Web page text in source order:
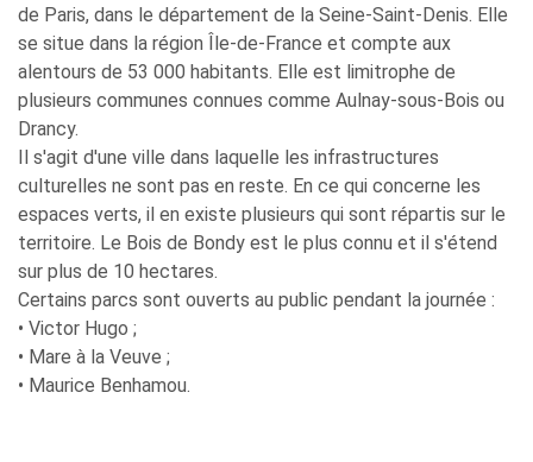
de Paris, dans le département de la Seine-Saint-Denis. Elle
se situe dans la région Île-de-France et compte aux
alentours de 53 000 habitants. Elle est limitrophe de
plusieurs communes connues comme Aulnay-sous-Bois ou
Drancy.
Il s'agit d'une ville dans laquelle les infrastructures
culturelles ne sont pas en reste. En ce qui concerne les
espaces verts, il en existe plusieurs qui sont répartis sur le
territoire. Le Bois de Bondy est le plus connu et il s'étend
sur plus de 10 hectares.
Certains parcs sont ouverts au public pendant la journée :
• Victor Hugo ;
• Mare à la Veuve ;
• Maurice Benhamou.